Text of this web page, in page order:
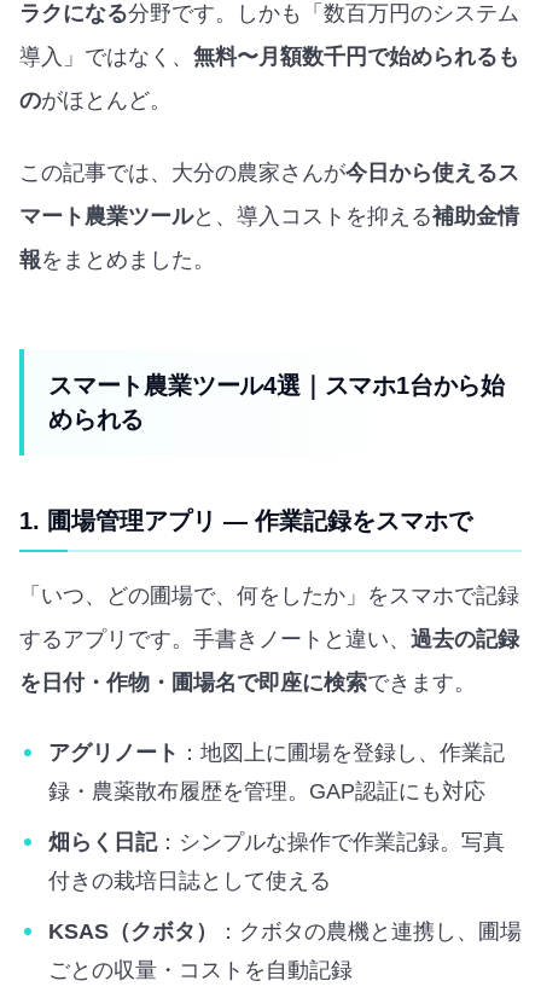
ラクになる分野です。しかも「数百万円のシステム
導入」ではなく、 無料〜月額数千円で始められるも
のがほとんど。
この記事では、大分の農家さんが今日から使えるス
マート農業ツールと、導入コストを抑える補助金情
報をまとめました。
スマート農業ツール4選｜スマホ1台から始
められる
1. 圃場管理アプリ — 作業記録をスマホで
「いつ、どの圃場で、何をしたか」をスマホで記録
するアプリです。手書きノートと違い、 過去の記録
を日付・作物・圃場名で即座に検索できます。
アグリノート ：地図上に圃場を登録し、作業記
録・農薬散布履歴を管理。GAP認証にも対応
畑らく日記：シンプルな操作で作業記録。写真
付きの栽培日誌として使える
KSAS（クボタ）
：クボタの農機と連携し、圃場
ごとの収量・コストを自動記録